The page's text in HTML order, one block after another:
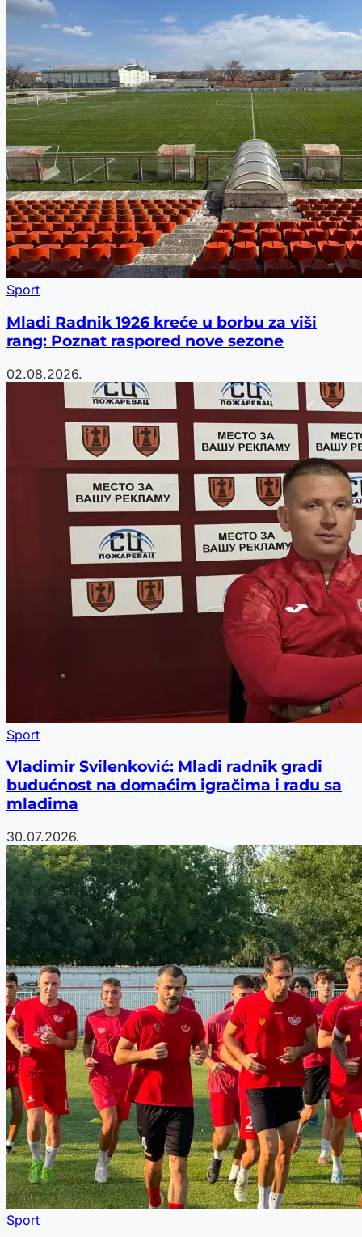
Sport
Mladi Radnik 1926 kreće u borbu za viši
rang: Poznat raspored nove sezone
02.08.2026.
Sport
Vladimir Svilenković: Mladi radnik gradi
budućnost na domaćim igračima i radu sa
mladima
30.07.2026.
Sport